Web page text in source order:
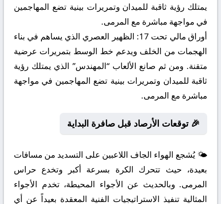
يمتلك رؤية ثاقبة للميدان وتمريرات بينية تضع المهاجمين
في مواجهة مباشرة مع المرمى.
أوراق مالي تحت 17:
الظهير العصري الذي يساهم في بناء
الهجمات من الخلف ويدعم خط الوسط بتمريرات عرضية
متقنة. ومن ثم صانع الألعاب “المهندس” الذي يمتلك رؤية
ثاقبة للميدان وتمريرات بينية تضع المهاجمين في مواجهة
مباشرة مع المرمى.
🎉 توقعات الأرصاد قبل صافرة البداية
🌤️ يُشجع الهواء الجاف اللاعبين على التسديد من مسافات
بعيدة، حيث تتحرك الكرة بسرعة أكبر وتخدع حراس
المرمى. وبالحديث عن الأجواء المحيطة، تخدم الأجواء
المثالية تنفيذ الاستراتيجيات الفنية المعقدة بعيداً عن أي